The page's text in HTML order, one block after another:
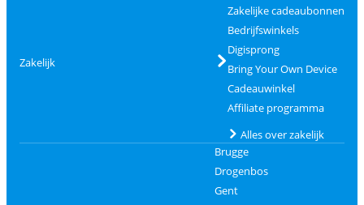
Zakelijk
Zakelijke cadeaubonnen
Bedrijfswinkels
Digisprong
Bring Your Own Device
Cadeauwinkel
Affiliate programma
Alles over zakelijk
Brugge
Drogenbos
Gent